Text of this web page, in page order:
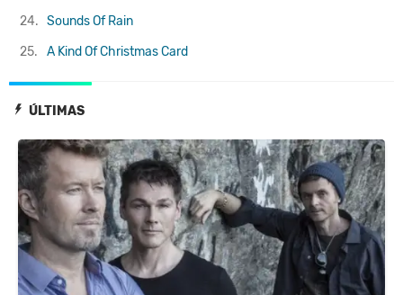
ÚLTIMAS
24. Sounds Of Rain
25.
A Kind Of Christmas Card